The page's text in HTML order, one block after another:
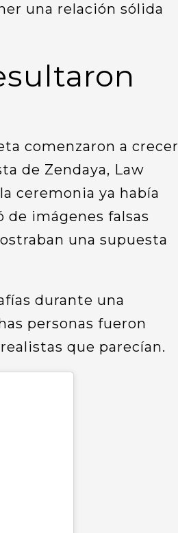
una relación sólida
comenzaron a crecer
de Zendaya, Law
ceremonia ya había
imágenes falsas
una supuesta
durante una
personas fueron
que parecían.